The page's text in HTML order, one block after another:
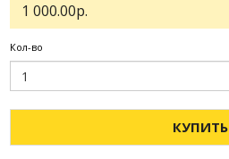
1 000.00р.
Кол-во
КУПИТЬ